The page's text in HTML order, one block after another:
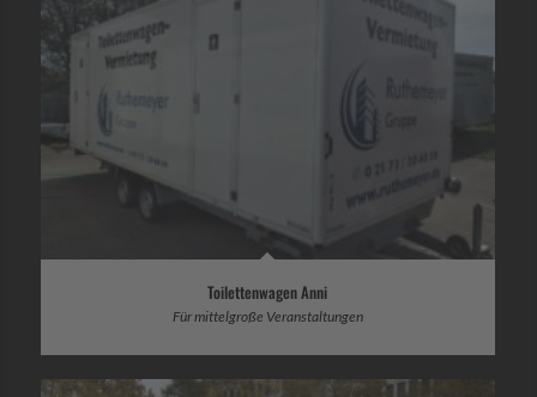
Toilettenwagen Anni
Für mittelgroße Veranstaltungen